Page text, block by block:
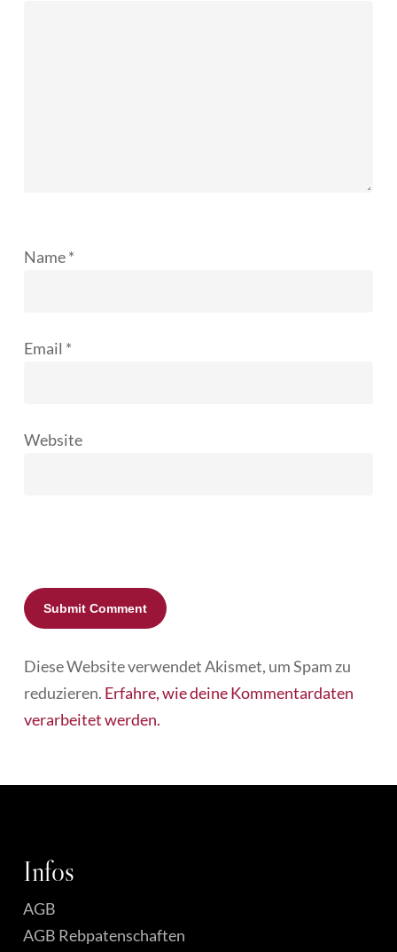
Name*
Email *
Website
Alternative:
Diese Website verwendet Akismet, um Spam zu
reduzieren. Erfahre, wie deine Kommentardaten
verarbeitet werden.
Infos
AGB
AGB Rebpatenschaften